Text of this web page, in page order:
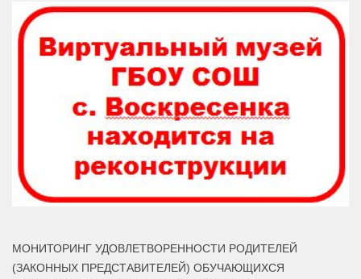
МОНИТОРИНГ УДОВЛЕТВОРЕННОСТИ РОДИТЕЛЕЙ
(ЗАКОННЫХ ПРЕДСТАВИТЕЛЕЙ) ОБУЧАЮЩИХСЯ